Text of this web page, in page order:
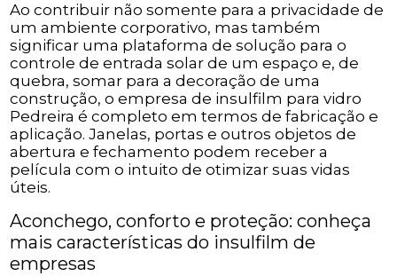
Ao contribuir não somente para a privacidade de
um ambiente corporativo, mas também
significar uma plataforma de solução para o
controle de entrada solar de um espaço e, de
quebra, somar para a decoração de uma
construção, o empresa de insulfilm para vidro
Pedreira é completo em termos de fabricação e
aplicação. Janelas, portas e outros objetos de
abertura e fechamento podem receber a
película com o intuito de otimizar suas vidas
úteis.
Aconchego, conforto e proteção: conheça
mais características do insulfilm de
empresas